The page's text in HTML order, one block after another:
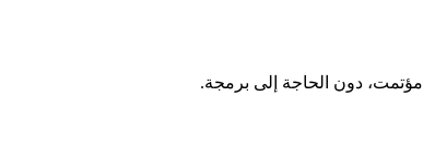
دون الحاجة إلى برمجة.